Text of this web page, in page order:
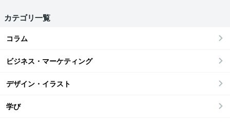
カテゴリ一覧
コラム
ビジネス・マーケティング
デザイン・イラスト
学び